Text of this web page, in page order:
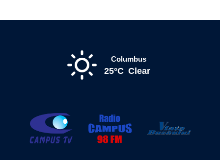
Columbus
25°C Clear